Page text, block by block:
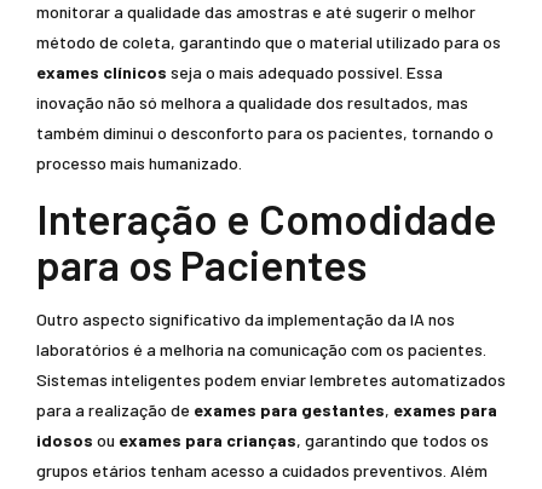
monitorar a qualidade das amostras e até sugerir o melhor
método de coleta, garantindo que o material utilizado para os
exames clínicos seja o mais adequado possível. Essa
inovação não só melhora a qualidade dos resultados, mas
também diminui o desconforto para os pacientes, tornando o
processo mais humanizado.
Interação e Comodidade
para os Pacientes
Outro aspecto significativo da implementação da IA nos
laboratórios é a melhoria na comunicação com os pacientes.
Sistemas inteligentes podem enviar lembretes automatizados
para a realização de exames para gestantes, exames para
idosos ou exames para crianças, garantindo que todos os
grupos etários tenham acesso a cuidados preventivos. Além